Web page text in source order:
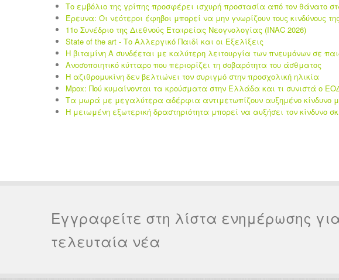
Το εμβόλιο της γρίπης προσφέρει ισχυρή προστασία από τον θάνατο
Έρευνα: Οι νεότεροι έφηβοι μπορεί να μην γνωρίζουν τους κινδύνους
11ο Συνέδριο της Διεθνούς Εταιρείας Νεογνολογίας (INAC 2026)
State of the art - Το Αλλεργικό Παιδί και οι Eξελίξεις
Η βιταμίνη Α συνδέεται με καλύτερη λειτουργία των πνευμόνων σε
Ανοσοποιητικό κύτταρο που περιορίζει τη σοβαρότητα του άσθματος
Η αζιθρομυκίνη δεν βελτιώνει τον συριγμό στην προσχολική ηλικία
Mpox: Πού κυμαίνονται τα κρούσματα στην Ελλάδα και τι συνιστά ο
Τα μωρά με μεγαλύτερα αδέρφια αντιμετωπίζουν αυξημένο κίνδυνο
Η μειωμένη εξωτερική δραστηριότητα μπορεί να αυξήσει τον κίνδυνο
Εγγραφείτε στη λίστα ενημέρωσης
τελευταία νέα